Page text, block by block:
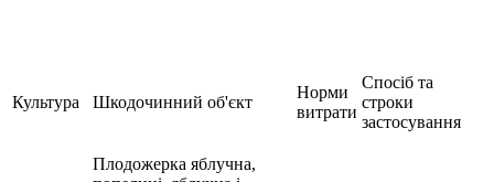
Культура Шкодочинний об'єкт
Норми
витрати
Спосіб та
строки
застосування
Плодожерка яблучна,